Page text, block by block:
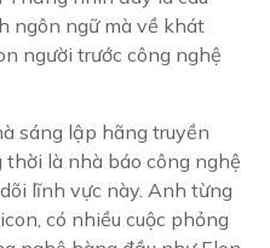
ngôn ngữ mà về khát
người trước công nghệ
sáng lập hãng truyền
là nhà báo công nghệ
lĩnh vực này. Anh từng
có nhiều cuộc phỏng